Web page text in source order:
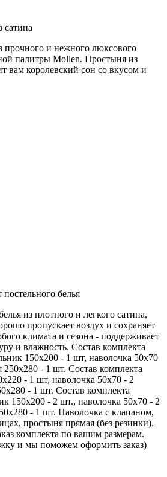
сатина
прочного и нежного люксового
палитры Mollen. Простыня из
вам королевский сон со вкусом и
белья
из плотного и легкого сатина,
пропускает воздух и сохраняет
климата и сезона - поддерживает
и влажность. Состав комплекта
150х200 - 1 шт, наволочка 50х70
- 1 шт. Состав комплекта
- 1 шт, наволочка 50х70 - 2
- 1 шт. Состав комплекта
150х200 - 2 шт., наволочка 50х70 - 2
- 1 шт. Наволочка с клапаном,
простыня прямая (без резинки).
комплекта по вашим размерам.
и мы поможем оформить заказ)